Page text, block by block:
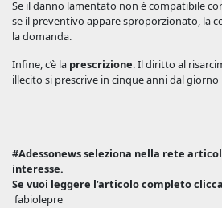
Se il danno lamentato non è compatibile
se il preventivo appare sproporzionato, la
la domanda.
Infine, c’è la prescrizione. Il diritto al
illecito si prescrive in cinque anni dal
#Adessonews seleziona nella rete
interesse.
Se vuoi leggere l’articolo completo
fabiolepre